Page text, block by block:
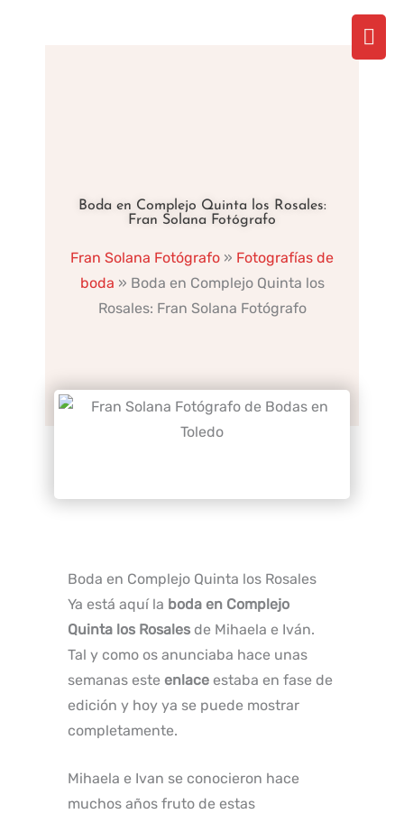
Boda en Complejo Quinta los Rosales:
Fran Solana Fotógrafo
Fran Solana Fotógrafo » Fotografías de
boda » Boda en Complejo Quinta los
Rosales: Fran Solana Fotógrafo
Boda en Complejo Quinta los Rosales
Ya está aquí la boda en Complejo
Quinta los Rosales de Mihaela e Iván.
Tal y como os anunciaba hace unas
semanas este enlace estaba en fase de
edición y hoy ya se puede mostrar
completamente.
Mihaela e Ivan se conocieron hace
muchos años fruto de estas